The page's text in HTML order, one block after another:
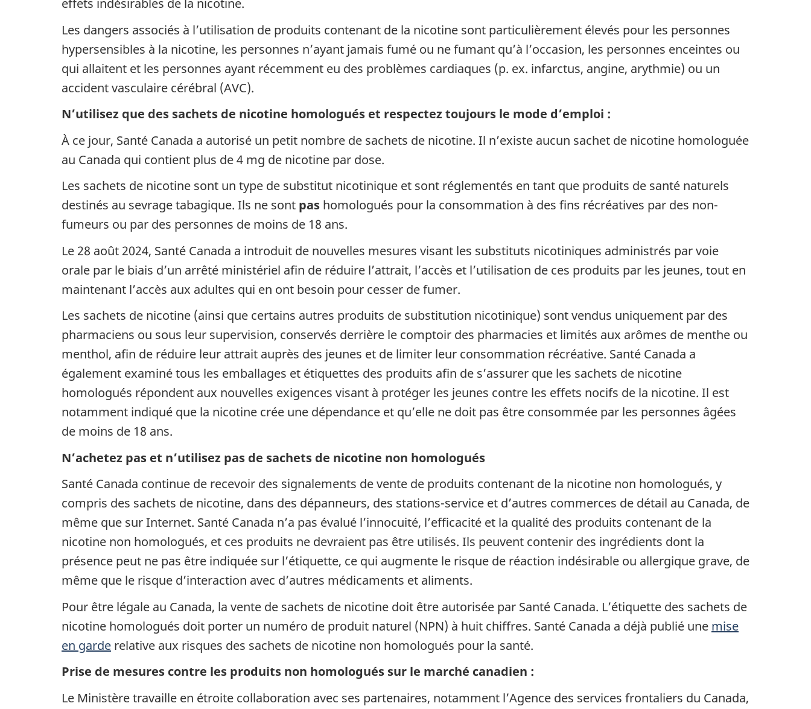
effets indésirables de la nicotine.
Les dangers associés à l’utilisation de produits contenant de la nicotine sont particulièrement élevés pour les personnes
hypersensibles à la nicotine, les personnes n’ayant jamais fumé ou ne fumant qu’à l’occasion, les personnes enceintes ou
qui allaitent et les personnes ayant récemment eu des problèmes cardiaques (p. ex. infarctus, angine, arythmie) ou un
accident vasculaire cérébral (AVC).
N’utilisez que des sachets de nicotine homologués et respectez toujours le mode d’emploi :
À ce jour, Santé Canada a autorisé un petit nombre de sachets de nicotine. Il n’existe aucun sachet de nicotine homologuée
au Canada qui contient plus de 4 mg de nicotine par dose.
Les sachets de nicotine sont un type de substitut nicotinique et sont réglementés en tant que produits de santé naturels
destinés au sevrage tabagique. Ils ne sont pas homologués pour la consommation à des fins récréatives par des non-
fumeurs ou par des personnes de moins de 18 ans.
Le 28 août 2024, Santé Canada a introduit de nouvelles mesures visant les substituts nicotiniques administrés par voie
orale par le biais d’un arrêté ministériel afin de réduire l’attrait, l’accès et l’utilisation de ces produits par les jeunes, tout en
maintenant l’accès aux adultes qui en ont besoin pour cesser de fumer.
Les sachets de nicotine (ainsi que certains autres produits de substitution nicotinique) sont vendus uniquement par des
pharmaciens ou sous leur supervision, conservés derrière le comptoir des pharmacies et limités aux arômes de menthe ou
menthol, afin de réduire leur attrait auprès des jeunes et de limiter leur consommation récréative. Santé Canada a
également examiné tous les emballages et étiquettes des produits afin de s’assurer que les sachets de nicotine
homologués répondent aux nouvelles exigences visant à protéger les jeunes contre les effets nocifs de la nicotine. Il est
notamment indiqué que la nicotine crée une dépendance et qu’elle ne doit pas être consommée par les personnes âgées
de moins de 18 ans.
N’achetez pas et n’utilisez pas de sachets de nicotine non homologués
Santé Canada continue de recevoir des signalements de vente de produits contenant de la nicotine non homologués, y
compris des sachets de nicotine, dans des dépanneurs, des stations-service et d’autres commerces de détail au Canada, de
même que sur Internet. Santé Canada n’a pas évalué l’innocuité, l’efficacité et la qualité des produits contenant de la
nicotine non homologués, et ces produits ne devraient pas être utilisés. Ils peuvent contenir des ingrédients dont la
présence peut ne pas être indiquée sur l’étiquette, ce qui augmente le risque de réaction indésirable ou allergique grave, de
même que le risque d’interaction avec d’autres médicaments et aliments.
Pour être légale au Canada, la vente de sachets de nicotine doit être autorisée par Santé Canada. L’étiquette des sachets de
nicotine homologués doit porter un numéro de produit naturel (NPN) à huit chiffres. Santé Canada a déjà publié une mise
en garde relative aux risques des sachets de nicotine non homologués pour la santé.
Prise de mesures contre les produits non homologués sur le marché canadien :
Le Ministère travaille en étroite collaboration avec ses partenaires, notamment l’Agence des services frontaliers du Canada,